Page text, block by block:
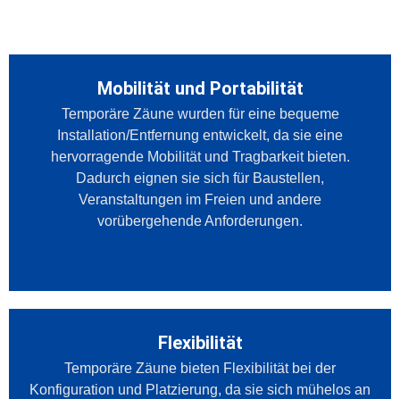
Mobilität und Portabilität
Temporäre Zäune wurden für eine bequeme
Installation/Entfernung entwickelt, da sie eine
hervorragende Mobilität und Tragbarkeit bieten.
Dadurch eignen sie sich für Baustellen,
Veranstaltungen im Freien und andere
vorübergehende Anforderungen.
Flexibilität
Temporäre Zäune bieten Flexibilität bei der
Konfiguration und Platzierung, da sie sich mühelos an